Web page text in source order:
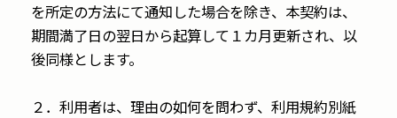
を所定の方法にて通知した場合を除き、本契約は、
期間満了日の翌日から起算して１カ月更新され、以
後同様とします。
２．利用者は、理由の如何を問わず、利用規約別紙